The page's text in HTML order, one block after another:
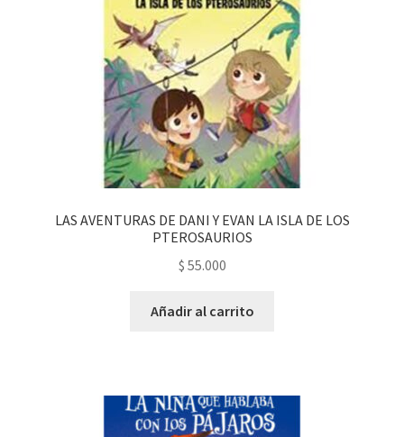
LAS AVENTURAS DE DANI Y EVAN LA ISLA DE LOS
PTEROSAURIOS
$ 55.000
Añadir al carrito